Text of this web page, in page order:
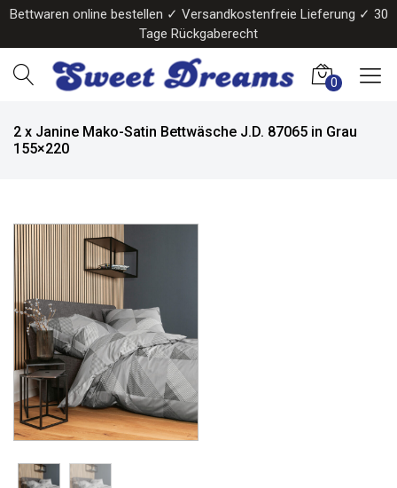
Bettwaren online bestellen ✓ Versandkostenfreie Lieferung ✓ 30
Tage Rückgaberecht
0
2 x Janine Mako-Satin Bettwäsche J.D. 87065 in Grau
155×220